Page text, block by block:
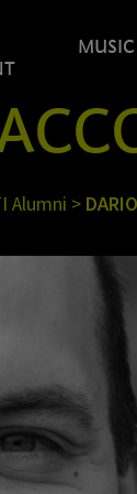
MUSIC
Alumni >